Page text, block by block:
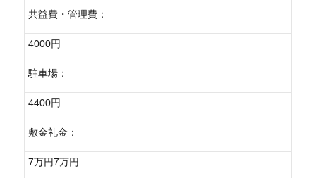
共益費・管理費：
4000円
駐車場：
4400円
敷金礼金：
7万円7万円